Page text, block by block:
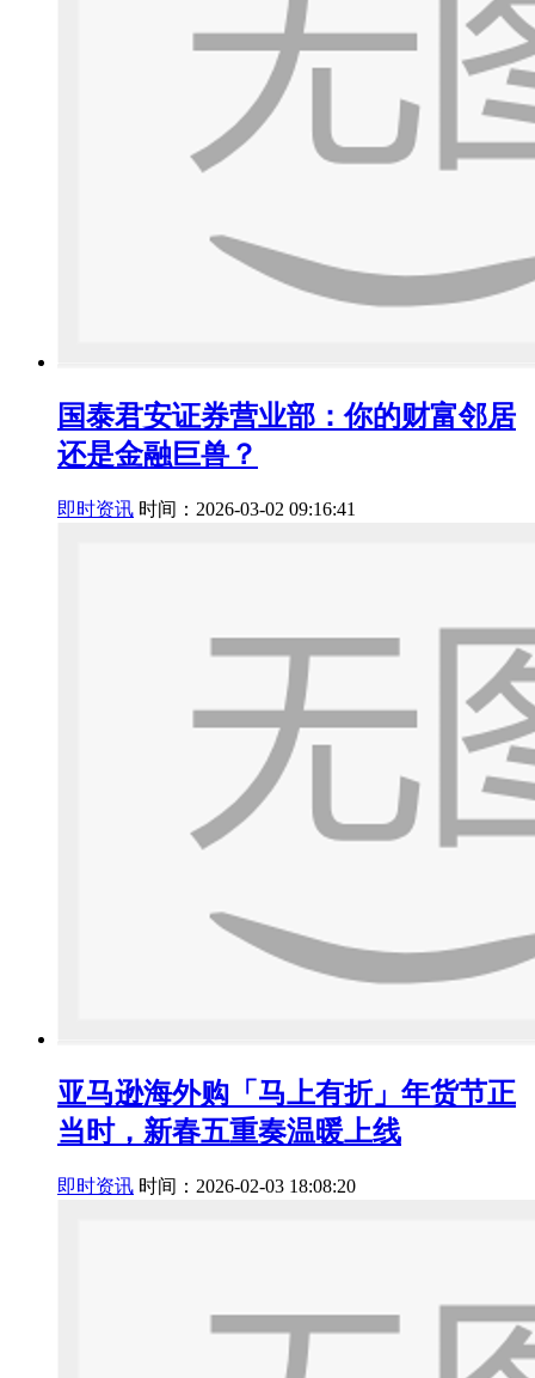
国泰君安证券营业部：你的财富邻居
还是金融巨兽？
即时资讯 时间：2026-03-02 09:16:41
亚马逊海外购「马上有折」年货节正
当时，新春五重奏温暖上线
即时资讯 时间：2026-02-03 18:08:20